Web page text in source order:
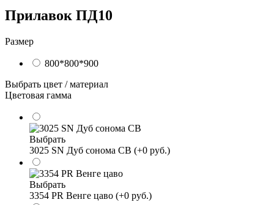
Прилавок ПД10
Размер
800*800*900
Выбрать цвет / материал
Цветовая гамма
Выбрать
3025 SN Дуб сонома СВ (+0 руб.)
Выбрать
3354 PR Венге цаво (+0 руб.)